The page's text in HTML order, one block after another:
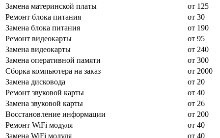
Замена материнской платы
от 125
Ремонт блока питания
от 30
Замена блока питания
от 190
Ремонт видеокарты
от 95
Замена видеокарты
от 240
Замена оперативной памяти
от 300
Сборка компьютера на заказ
от 2000
Замена дисковода
от 20
Ремонт звуковой карты
от 40
Замена звуковой карты
от 26
Восстановление информации
от 200
Ремонт WiFi модуля
от 40
Замена WiFi модуля
от 40